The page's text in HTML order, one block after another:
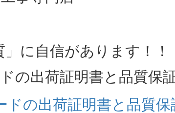
の出荷証明書と品質保